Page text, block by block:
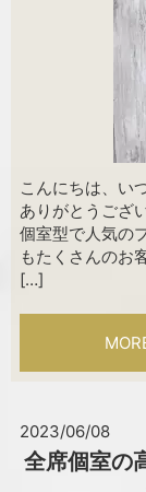
こんにちは、い
ありがとうござ
個室型で人気の
もたくさんのお
[…]
2023/06/08
全席個室の